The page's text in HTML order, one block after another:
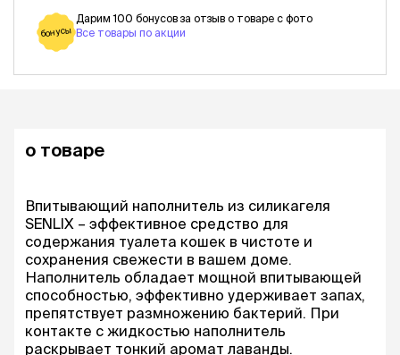
бонусы
Дарим 100 бонусов за отзыв о товаре с фото
Все товары по акции
о товаре
Впитывающий наполнитель из силикагеля
SENLIX – эффективное средство для
содержания туалета кошек в чистоте и
сохранения свежести в вашем доме.
Наполнитель обладает мощной впитывающей
способностью, эффективно удерживает запах,
препятствует размножению бактерий. При
контакте с жидкостью наполнитель
раскрывает тонкий аромат лаванды.